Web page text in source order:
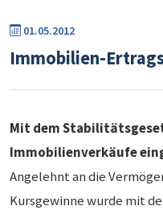
01.05.2012
Immobilien-
Mit dem
Immobilienverkäufe
Angelehnt an die
Kursgewinne wurde mit